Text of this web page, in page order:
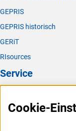
GEPRIS
GEPRIS historisch
GERiT
RIsources
Service
FAQCookie-